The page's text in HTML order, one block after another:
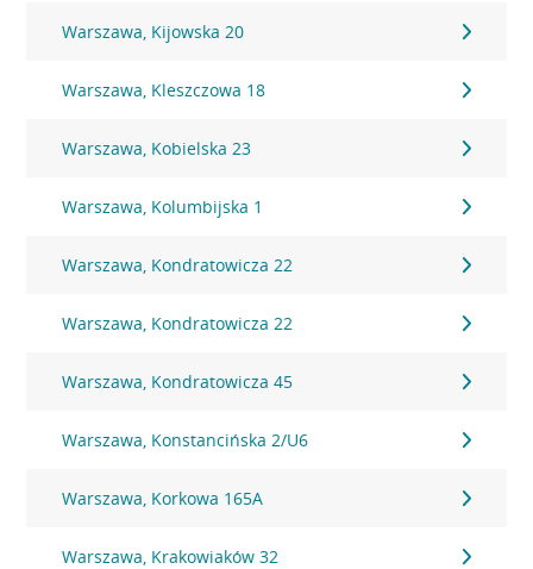
Warszawa, Kijowska 20
Warszawa, Kleszczowa 18
Warszawa, Kobielska 23
Warszawa, Kolumbijska 1
Warszawa, Kondratowicza 22
Warszawa, Kondratowicza 22
Warszawa, Kondratowicza 45
Warszawa, Konstancińska 2/U6
Warszawa, Korkowa 165A
Warszawa, Krakowiaków 32